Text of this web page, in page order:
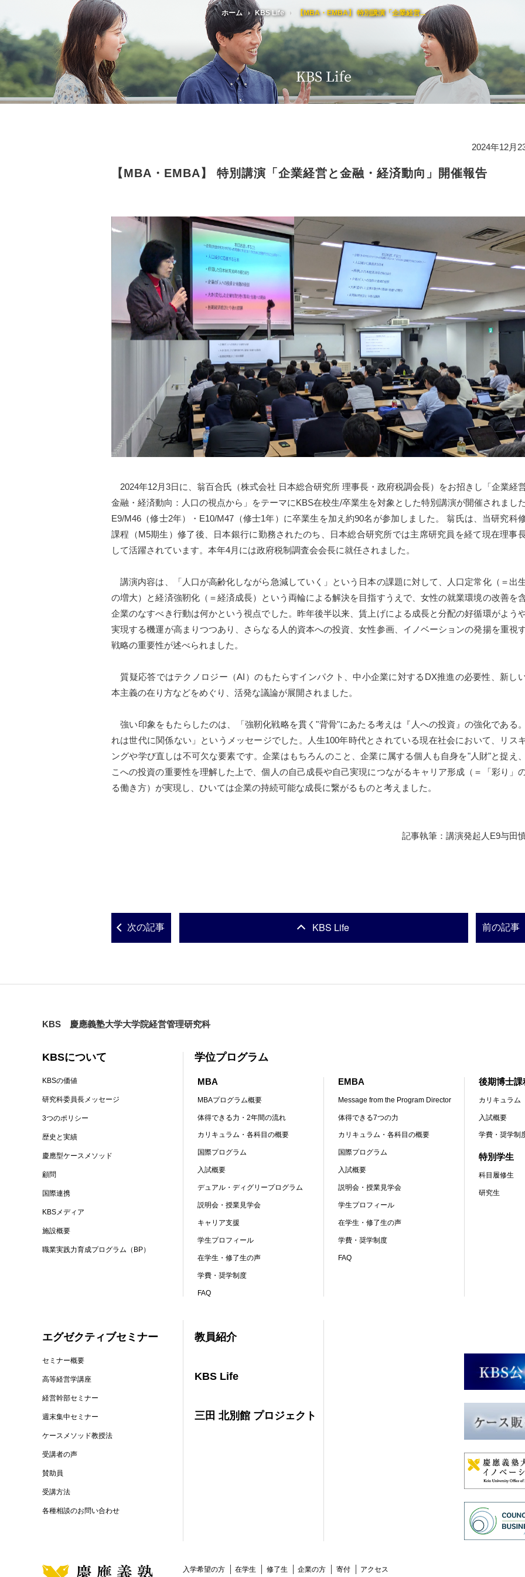
ホーム KBS Life 【MBA・EMBA】 特別講演「企業経営...
2024年12月
【MBA・EMBA】 特別講演「企業経営と金融・経済動向」開催報告
2024年12月3日に、翁百合氏（株式会社 日本総合研究所 理事長・政府税調会長）をお招きし「企業経
金融・経済動向：人口の視点から」をテーマにKBS在校生/卒業生を対象とした特別講演が開催されまし
E9/M46（修士2年）・E10/M47（修士1年）に卒業生を加え約90名が参加しました。 翁氏は、当研究科
課程（M5期生）修了後、日本銀行に勤務されたのち、日本総合研究所では主席研究員を経て現在理事
して活躍されています。本年4月には政府税制調査会会長に就任されました。
講演内容は、「人口が高齢化しながら急減していく」という日本の課題に対して、人口定常化（＝出
の増大）と経済強靭化（＝経済成長）という両輪による解決を目指すうえで、女性の就業環境の改善を
企業のなすべき行動は何かという視点でした。昨年後半以来、賃上げによる成長と分配の好循環がよう
実現する機運が高まりつつあり、さらなる人的資本への投資、女性参画、イノベーションの発揚を重視
戦略の重要性が述べられました。
質疑応答ではテクノロジー（AI）のもたらすインパクト、中小企業に対するDX推進の必要性、新し
本主義の在り方などをめぐり、活発な議論が展開されました。
強い印象をもたらしたのは、「強靭化戦略を貫く"背骨"にあたる考えは『人への投資』の強化である
れは世代に関係ない」というメッセージでした。人生100年時代とされている現在社会において、リス
ングや学び直しは不可欠な要素です。企業はもちろんのこと、企業に属する個人も自身を"人財"と捉え
こへの投資の重要性を理解した上で、個人の自己成長や自己実現につながるキャリア形成（＝「彩り」
る働き方）が実現し、ひいては企業の持続可能な成長に繋がるものと考えました。
記事執筆：講演発起人E9与田
次の記事 KBS Life 前の記事
KBS 慶應義塾大学大学院経営管理研究科
KBSについて
KBSの価値
研究科委員長メッセージ
3つのポリシー
歴史と実績
慶應型ケースメソッド
顧問
国際連携
KBSメディア
施設概要
職業実践力育成プログラム（BP）
学位プログラム
MBA
MBAプログラム概要
体得できる力・2年間の流れ
カリキュラム・各科目の概要
国際プログラム
入試概要
デュアル・ディグリープログラム
説明会・授業見学会
キャリア支援
学生プロフィール
在学生・修了生の声
学費・奨学制度
FAQ
EMBA
Message from the Program Director
体得できる7つの力
カリキュラム・各科目の概要
国際プログラム
入試概要
説明会・授業見学会
学生プロフィール
在学生・修了生の声
学費・奨学制度
FAQ
後期博士課
カリキュラム
入試概要
学費・奨学制
特別学生
科目履修生
研究生
エグゼクティブセミナー
セミナー概要
高等経営学講座
経営幹部セミナー
週末集中セミナー
ケースメソッド教授法
受講者の声
賛助員
受講方法
各種相談のお問い合わせ
教員紹介
KBS Life
三田 北別館 プロジェクト
入学希望の方 在学生 修了生 企業の方 寄付 アクセス
賛
受